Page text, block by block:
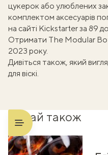
цукерок або улюблених
комплектом аксесуарів
на сайті Kickstarter за 89
Отримати The Modular
2023 року.
Дивіться також, який
для віскі
Читай також